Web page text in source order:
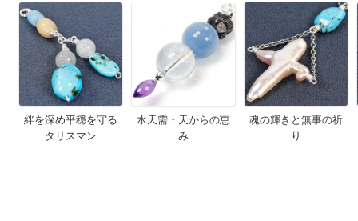
絆を深め平穏を守る
タリスマン
水天需・天からの恵
み
魂の輝きと無事の祈
り